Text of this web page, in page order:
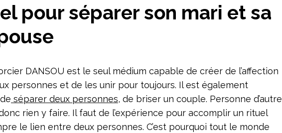
pour séparer son mari et sa
DANSOU est le seul médium capable de créer de l’affection
personnes et de les unir pour toujours. Il est également
séparer deux personnes, de briser un couple. Personne d’autre
rien y faire. Il faut de l’expérience pour accomplir un rituel
le lien entre deux personnes. C’est pourquoi tout le monde